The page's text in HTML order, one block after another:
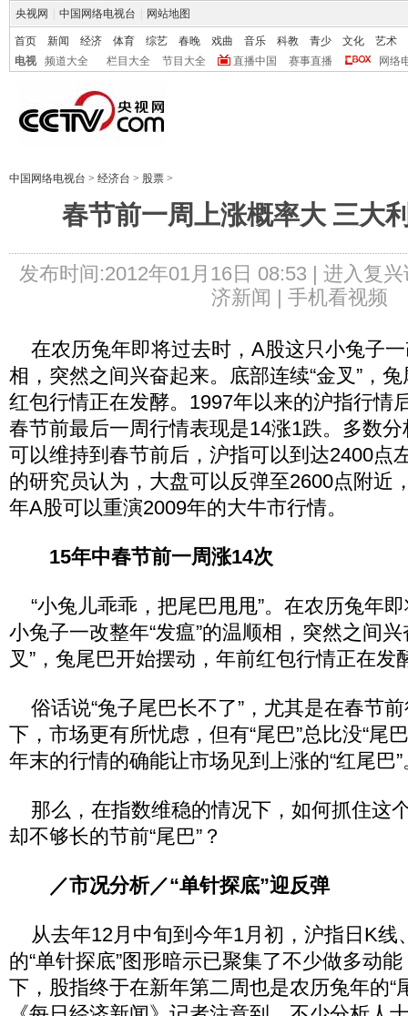
央视网 中国网络电视台 网站地图
首页 新闻 经济 体育 综艺 春晚 戏曲 音乐 科教 青少 文化
艺术
电视
频道大全 栏目大全 节目大全 直播中国 赛事直播 网络
中国网络电视台 > 经济台 > 股票 >
春节前一周上涨概率大 三大
发布时间:2012年01月16日 08:53 | 进入复兴
济新闻 | 手机看视频
在农历兔年即将过去时，A股这只小兔子一
相，突然之间兴奋起来。底部连续“金叉”，
红包行情正在发酵。1997年以来的沪指行情
春节前最后一周行情表现是14涨1跌。多数
可以维持到春节前后，沪指可以到达2400点
的研究员认为，大盘可以反弹至2600点附近
年A股可以重演2009年的大牛市行情。
15年中春节前一周涨14次
“小兔儿乖乖，把尾巴甩甩”。在农历兔年
小兔子一改整年“发瘟”的温顺相，突然之间
叉”，兔尾巴开始摆动，年前红包行情正在发
俗话说“兔子尾巴长不了”，尤其是在春节
下，市场更有所忧虑，但有“尾巴”总比没“尾
年末的行情的确能让市场见到上涨的“红尾巴”
那么，在指数维稳的情况下，如何抓住这
却不够长的节前“尾巴”？
／市况分析／“单针探底”迎反弹
从去年12月中旬到今年1月初，沪指日K线
的“单针探底”图形暗示已聚集了不少做多动
下，股指终于在新年第二周也是农历兔年的“